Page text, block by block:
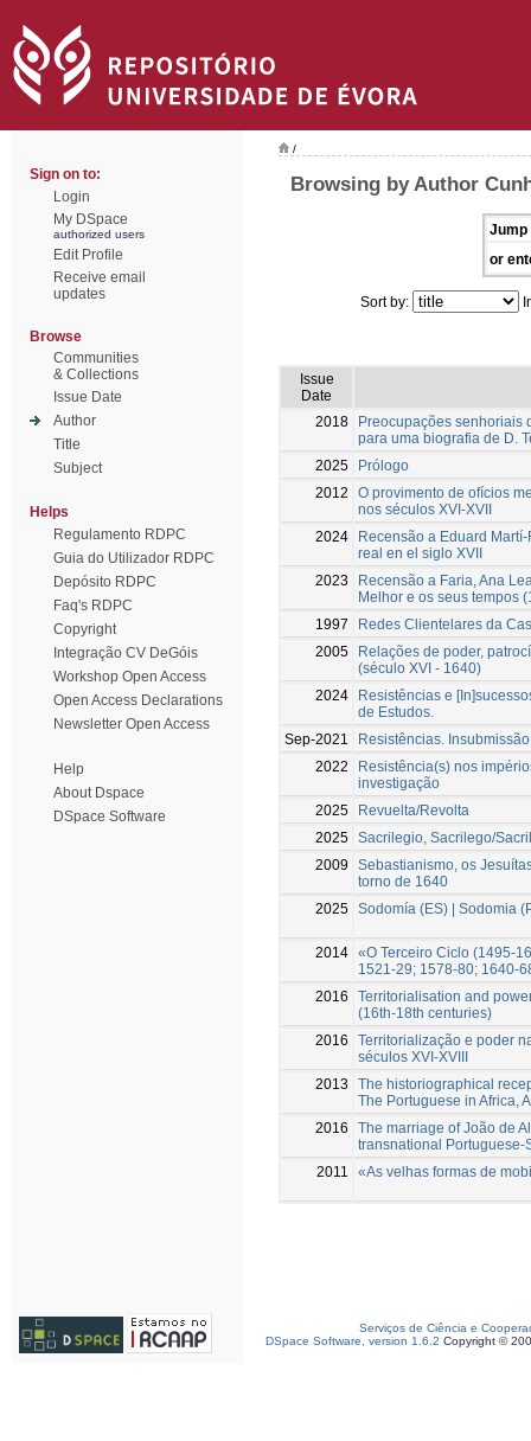
Sign on to:
Login
My DSpace
authorized users
Edit Profile
Receive email
updates
Browse
Communities
& Collections
Issue Date
Author
Title
Subject
Helps
Regulamento RDPC
Guia do Utilizador RDPC
Depósito RDPC
Faq's RDPC
Copyright
Integração CV DeGóis
Workshop Open Access
Open Access Declarations
Newsletter Open Access
Help
About Dspace
DSpace Software
/
Browsing by Author
Jump
or
Sort by:
Issue
Date
2018
Preocupações senhoriais
para uma biografia de D.
2025
Prólogo
2012
O provimento de ofícios
nos séculos XVI-XVII
2024
Recensão a Eduard
real en el siglo XVII
2023
Recensão a Faria, Ana
Melhor e os seus tempos
1997
Redes Clientelares da
2005
Relações de poder,
(século XVI - 1640)
2024
Resistências e
de Estudos.
Sep-2021
Resistências.
2022
Resistência(s) nos
investigação
2025
Revuelta/Revolta
2025 Sacrilegio, Sacrilego/
2009
Sebastianismo, os
torno de 1640
2025 Sodomía (ES) | Sodomia
2014 «O Terceiro Ciclo (1495-
1521-29; 1578-80; 1640-
2016
Territorialisation and
(16th-18th centuries)
2016
Territorialização e poder
séculos XVI-XVIII
2013
The historiographical
The Portuguese in Africa,
2016
The marriage of João de
transnational Portuguese-
2011
«As velhas formas de
Serviços de Ciência e
DSpace Software, version 1.6.2 Copyright ©